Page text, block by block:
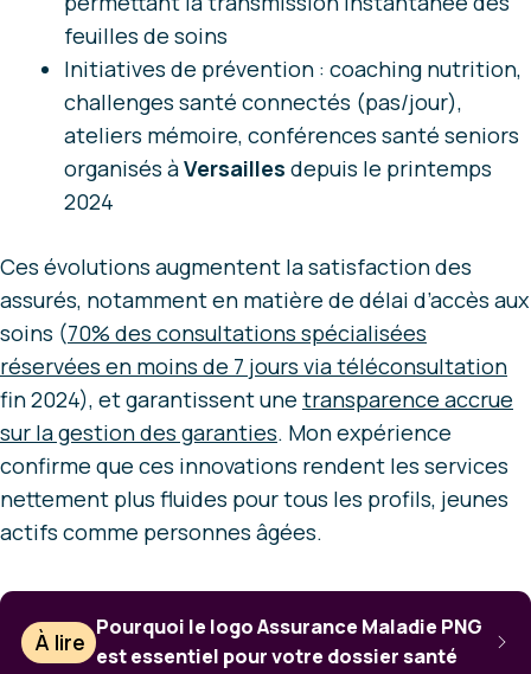
feuilles de soins
Initiatives de prévention : coaching nutrition,
challenges santé connectés (pas/jour),
ateliers mémoire, conférences santé seniors
organisés àVersailles depuis le printemps
2024
Ces évolutions augmentent la satisfaction des
assurés, notamment en matière de délai d’accès aux
soins (70% des consultations spécialisées
réservées en moins de 7 jours via téléconsultation
fin 2024), et garantissent une transparence accrue
sur la gestion des garanties. Mon expérience
confirme que ces innovations rendent les services
nettement plus fluides pour tous les profils, jeunes
actifs comme personnes âgées.
À lire
Pourquoi le logo Assurance Maladie PNG
est essentiel pour votre dossier santé